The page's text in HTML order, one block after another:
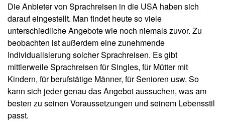
Die Anbieter von Sprachreisen in die USA haben sich
darauf eingestellt. Man findet heute so viele
unterschiedliche Angebote wie noch niemals zuvor. Zu
beobachten ist außerdem eine zunehmende
Individualisierung solcher Sprachreisen. Es gibt
mittlerweile Sprachreisen für Singles, für Mütter mit
Kindern, für berufstätige Männer, für Senioren usw. So
kann sich jeder genau das Angebot aussuchen, was am
besten zu seinen Voraussetzungen und seinem Lebensstil
passt.